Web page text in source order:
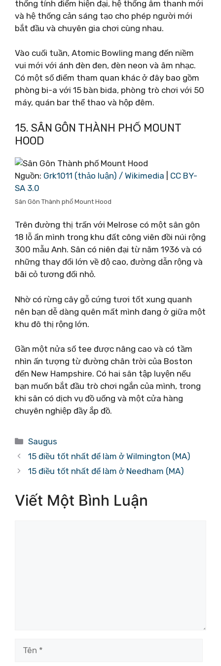
thống tính điểm hiện đại, hệ thống âm thanh mới
và hệ thống cản sáng tạo cho phép người mới
bắt đầu và chuyên gia chơi cùng nhau.
Vào cuối tuần, Atomic Bowling mang đến niềm
vui mới với ánh đèn đen, đèn neon và âm nhạc.
Có một số điểm tham quan khác ở đây bao gồm
phòng bi-a với 15 bàn bida, phòng trò chơi với 50
máy, quán bar thể thao và hộp đêm.
15. SÂN GÔN THÀNH PHỐ MOUNT
HOOD
Nguồn: Grk1011 (thảo luận) / Wikimedia
CC BY-
SA 3.0
Sân Gôn Thành phố Mount Hood
Trên đường thị trấn với Melrose có một sân gôn
18 lỗ ẩn mình trong khu đất công viên đồi núi rộng
300 mẫu Anh. Sân có niên đại từ năm 1936 và có
những thay đổi lớn về độ cao, đường dẫn rộng và
bãi cỏ tương đối nhỏ.
Nhờ có rừng cây gỗ cứng tươi tốt xung quanh
nên bạn dễ dàng quên mất mình đang ở giữa một
khu đô thị rộng lớn.
Gần một nửa số tee được nâng cao và có tầm
nhìn ấn tượng từ đường chân trời của Boston
đến New Hampshire. Có hai sân tập luyện nếu
bạn muốn bắt đầu trò chơi ngắn của mình, trong
khi sân có dịch vụ đồ uống và một cửa hàng
chuyên nghiệp đầy ắp đồ.
Danh
mục
Saugus
15 điều tốt nhất để làm ở Wilmington (MA)
15 điều tốt nhất để làm ở Needham (MA)
Viết Một Bình Luận